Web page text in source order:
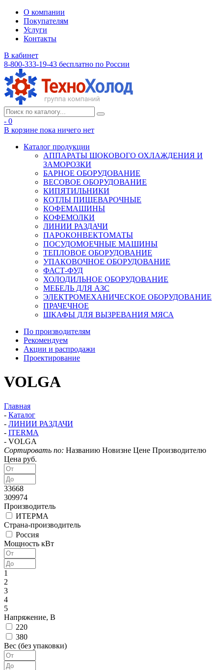
О компании
Покупателям
Услуги
Контакты
В кабинет
8-800-333-19-43 бесплатно по России
- 0
В корзине пока ничего нет
Каталог продукции
АППАРАТЫ ШОКОВОГО ОХЛАЖДЕНИЯ И
ЗАМОРОЗКИ
БАРНОЕ ОБОРУДОВАНИЕ
ВЕСОВОЕ ОБОРУДОВАНИЕ
КИПЯТИЛЬНИКИ
КОТЛЫ ПИЩЕВАРОЧНЫЕ
КОФЕМАШИНЫ
КОФЕМОЛКИ
ЛИНИИ РАЗДАЧИ
ПАРОКОНВЕКТОМАТЫ
ПОСУДОМОЕЧНЫЕ МАШИНЫ
ТЕПЛОВОЕ ОБОРУДОВАНИЕ
УПАКОВОЧНОЕ ОБОРУДОВАНИЕ
ФАСТ-ФУД
ХОЛОДИЛЬНОЕ ОБОРУДОВАНИЕ
МЕБЕЛЬ ДЛЯ АЗС
ЭЛЕКТРОМЕХАНИЧЕСКОЕ ОБОРУДОВАНИЕ
ПРАЧЕЧНОЕ
ШКАФЫ ДЛЯ ВЫЗРЕВАНИЯ МЯСА
По производителям
Рекомендуем
Акции и распродажи
Проектирование
VOLGA
Главная
- Каталог
- ЛИНИИ РАЗДАЧИ
- ITERMA
- VOLGA
Сортировать по: Названию Новизне Цене Производителю
Цена руб.
33668
309974
Производитель
ИТЕРМА
Страна-производитель
Россия
Мощность кВт
1
2
3
4
5
Напряжение, В
220
380
Вес (без упаковки)